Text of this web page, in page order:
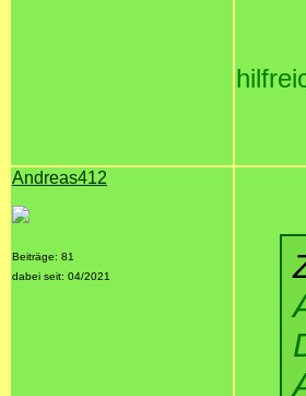
Andreas412
Beiträge: 81
dabei seit: 04/2021